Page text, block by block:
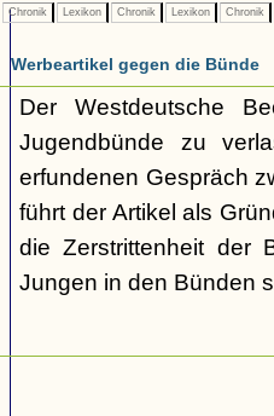
Chronik Lexikon Chronik Lexikon Chronik
Werbeartikel gegen die Bünde
Der Westdeutsche
Jugendbünde zu
erfundenen Gespräch
führt der Artikel als
die Zerstrittenheit der
Jungen in den Bünden